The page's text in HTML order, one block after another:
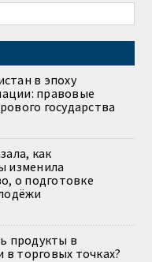
в эпоху
правовые
государства
как
изменила
о подготовке
продукты в
в торговых точках?